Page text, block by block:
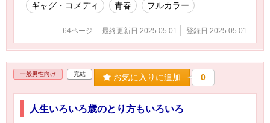
ギャグ・コメディ 青春 フルカラー
64ページ 最終更新日 2025.05.01 登録日 2025.05.01
一般男性向け 完結 お気に入りに追加 0
人生いろいろ歳のとり方もいろいろ